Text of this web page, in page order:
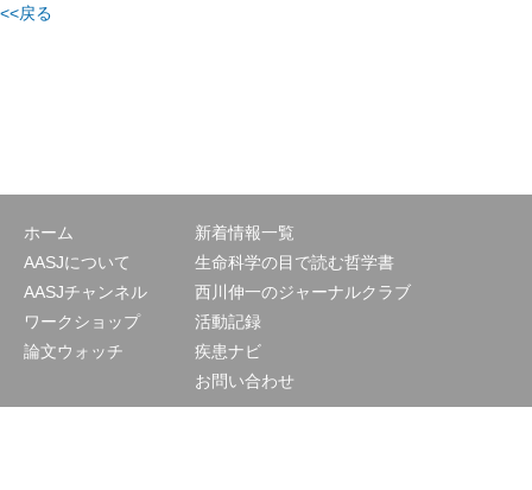
<<戻る
ホーム
AASJについて
AASJチャンネル
ワークショップ
論文ウォッチ
新着情報一覧
生命科学の目で読む哲学書
西川伸一のジャーナルクラブ
活動記録
疾患ナビ
お問い合わせ